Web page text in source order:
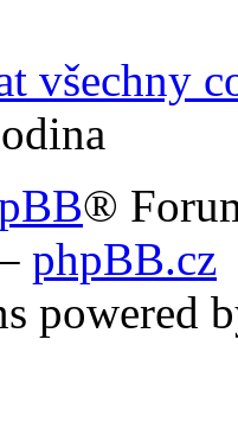
všechny
®
phpBB.cz
powered